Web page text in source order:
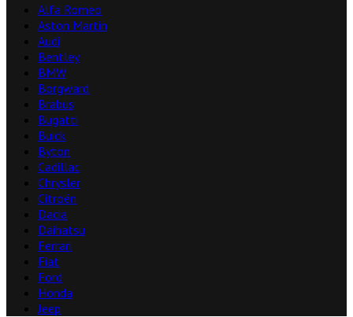
Alfa Romeo
Aston Martin
Audi
Bentley
BMW
Borgward
Brabus
Bugatti
Buick
Byton
Cadillac
Chrysler
Citroën
Dacia
Daihatsu
Ferrari
Fiat
Ford
Honda
Jeep